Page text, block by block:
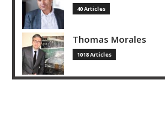
40 Articles
Thomas Morales
1018 Articles